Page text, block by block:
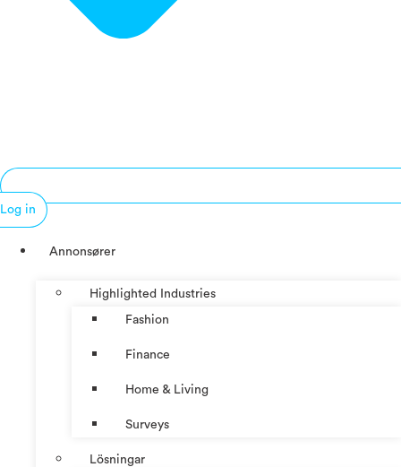
Log in
Annonsører
Highlighted Industries
Fashion
Finance
Home & Living
Surveys
Lösningar